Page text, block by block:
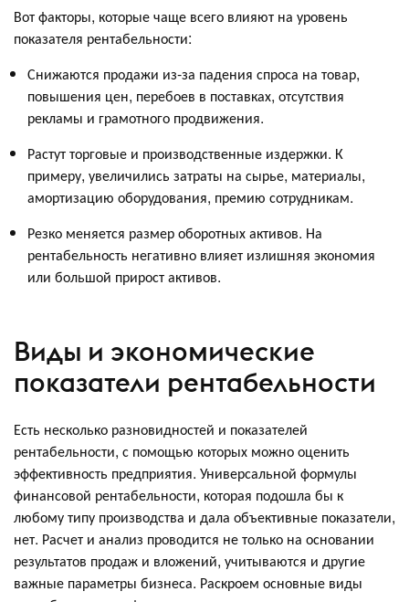
Вот факторы, которые чаще всего влияют на уровень
показателя рентабельности:
Снижаются продажи из-за падения спроса на товар,
повышения цен, перебоев в поставках, отсутствия
рекламы и грамотного продвижения.
Растут торговые и производственные издержки. К
примеру, увеличились затраты на сырье, материалы,
амортизацию оборудования, премию сотрудникам.
Резко меняется размер оборотных активов. На
рентабельность негативно влияет излишняя экономия
или большой прирост активов.
Виды и экономические
показатели рентабельности
Есть несколько разновидностей и показателей
рентабельности, с помощью которых можно оценить
эффективность предприятия. Универсальной формулы
финансовой рентабельности, которая подошла бы к
любому типу производства и дала объективные показатели,
нет. Расчет и анализ проводится не только на основании
результатов продаж и вложений, учитываются и другие
важные параметры бизнеса. Раскроем основные виды